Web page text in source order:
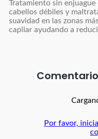
Tratamiento sin
cabellos débiles y
suavidad en las zonas
capilar ayudando a
Por favor,